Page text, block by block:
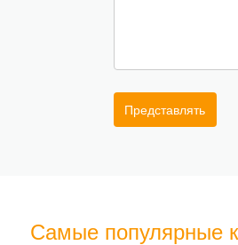
Представлять
Самые популярные